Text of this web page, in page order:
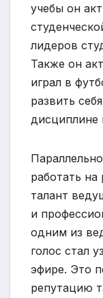
учебы он
лидеров
Также он
играл в
развить
дисциплине
работать
талант
и
одним из
голос стал
эфире. Это
репутацию